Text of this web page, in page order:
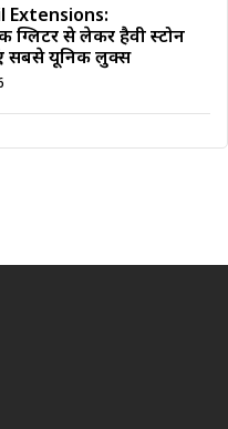
Extensions:
ग्लिटर से लेकर हैवी स्टोन
सबसे यूनिक लुक्स